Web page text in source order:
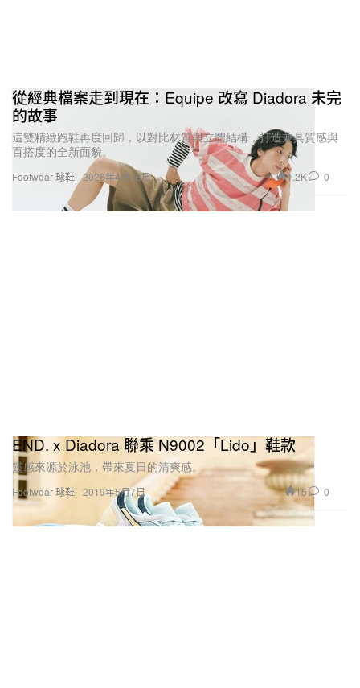
Footwear 球鞋
從經典檔案走到現在：Equipe 改寫 Diadora 未完
的故事
這雙精緻跑鞋再度回歸，以對比材質與立體結構，打造兼具質感與
百搭度的全新面貌。
2026年4月18日 1.2K 0
Footwear 球鞋
END. x Diadora 聯乘 N9002「Lido」鞋款
靈感來源於泳池，帶來夏日的清爽感。
2019年5月7日 15 0